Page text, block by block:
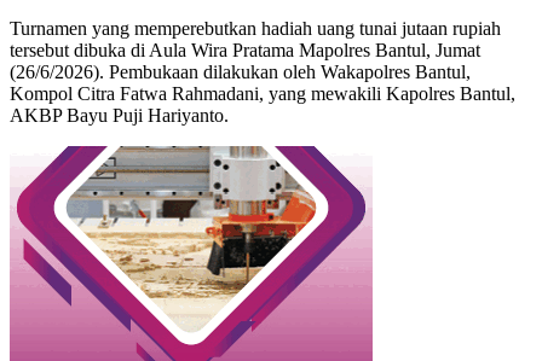
Turnamen yang memperebutkan hadiah uang tunai jutaan rupiah
tersebut dibuka di Aula Wira Pratama Mapolres Bantul, Jumat
(26/6/2026). Pembukaan dilakukan oleh Wakapolres Bantul,
Kompol Citra Fatwa Rahmadani, yang mewakili Kapolres Bantul,
AKBP Bayu Puji Hariyanto.